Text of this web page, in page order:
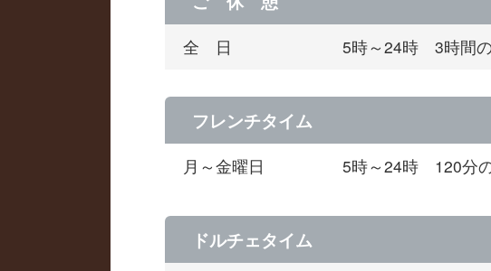
全 日 5時～24時 3時間
フレンチタイム
月～金曜日 5時～24時 120分
ドルチェタイム